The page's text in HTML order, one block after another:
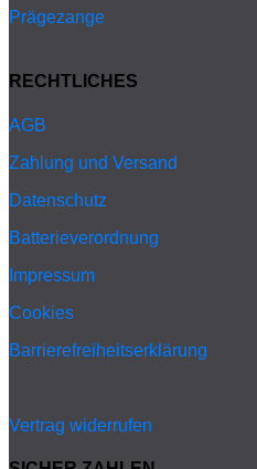
Prägezange
RECHTLICHES
AGB
Zahlung und Versand
Datenschutz
Batterieverordnung
Impressum
Cookies
Barrierefreiheitserklärung
Vertrag widerrufen